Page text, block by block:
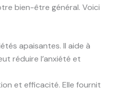
bien-être général. Voici
apaisantes. Il aide à
réduire l’anxiété et
et efficacité. Elle fournit